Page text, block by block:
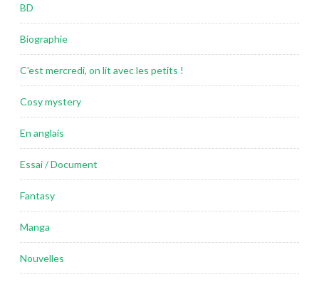
BD
Biographie
C'est mercredi, on lit avec les petits !
Cosy mystery
En anglais
Essai / Document
Fantasy
Manga
Nouvelles